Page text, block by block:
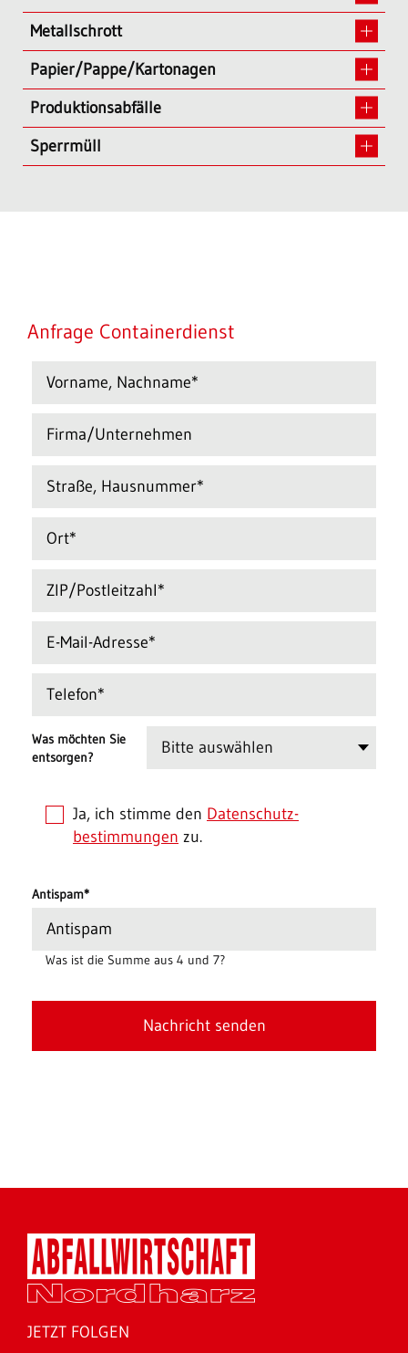
Metallschrott
Papier/Pappe/Kartonagen
Produktionsabfälle
Sperrmüll
Anfrage Containerdienst
Was möchten Sie
entsorgen?
Ja, ich stimme den Datenschutz­
bestimmungen zu.
Antispam*
Was ist die Summe aus 4 und 7?
Nachricht senden
JETZT FOLGEN